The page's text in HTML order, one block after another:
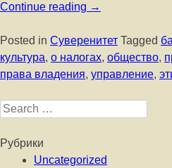
Continue reading →
Posted in Суверенитет Tagged
культура, о налогах, общество,
права владения, управление,
Search for:
Рубрики
Uncategorized